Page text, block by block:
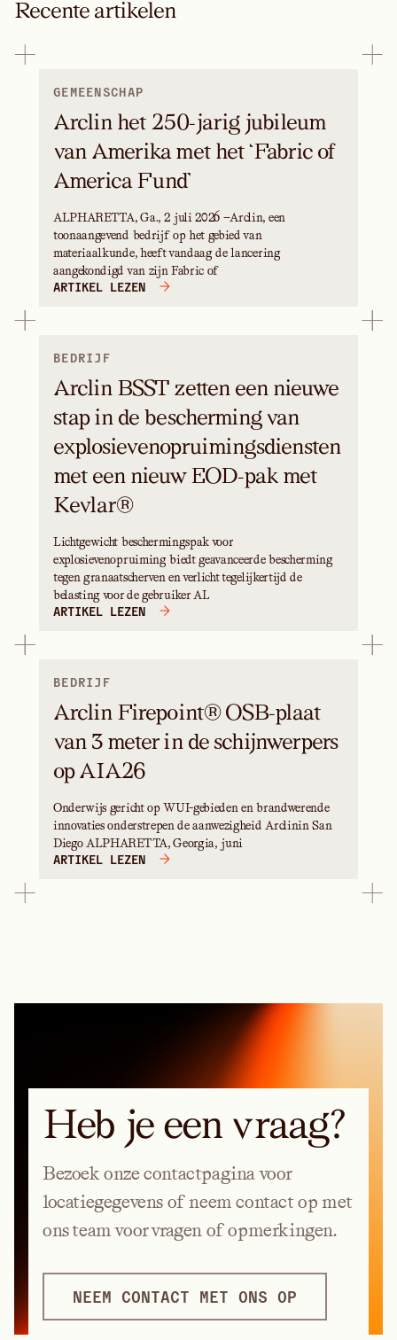
Recente artikelen
GEMEENSCHAP
Arclin het 250-jarig jubileum
van Amerika met het ‘Fabric of
America Fund’
ALPHARETTA, Ga., 2 juli 2026 —Arclin, een
toonaangevend bedrijf op het gebied van
materiaalkunde, heeft vandaag de lancering
aangekondigd van zijn Fabric of
ARTIKEL LEZEN
BEDRIJF
Arclin BSST zetten een nieuwe
stap in de bescherming van
explosievenopruimingsdiensten
met een nieuw EOD-pak met
Kevlar®
Lichtgewicht beschermingspak voor
explosievenopruiming biedt geavanceerde bescherming
tegen granaatscherven en verlicht tegelijkertijd de
belasting voor de gebruiker AL
ARTIKEL LEZEN
BEDRIJF
Arclin Firepoint® OSB-plaat
van 3 meter in de schijnwerpers
op AIA26
Onderwijs gericht op WUI-gebieden en brandwerende
innovaties onderstrepen de aanwezigheid Arclinin San
Diego ALPHARETTA, Georgia, juni
ARTIKEL LEZEN
Heb je een vraag?
Bezoek onze contactpagina voor
locatiegegevens of neem contact op met
ons team voor vragen of opmerkingen.
NEEM CONTACT MET ONS OP